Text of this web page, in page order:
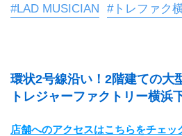
#LAD MUSICIAN
#トレファク
環状2号線沿い！2階建ての大
トレジャーファクトリー横浜
店舗へのアクセスはこちらをチェッ